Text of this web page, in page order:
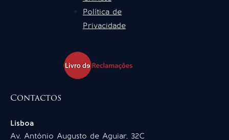
Política de
Privacidade
Contactos
Lisboa
Av. António Augusto de Aguiar, 32C